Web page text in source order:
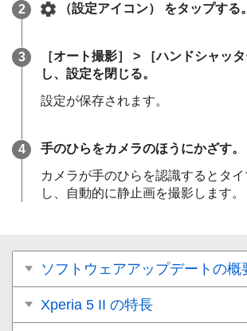
（設定アイコン） をタップする。
［オート撮影］ > ［ハンドシャッ
し、設定を閉じる。
設定が保存されます。
手のひらをカメラのほうにかざす。
カメラが手のひらを認識するとタイ
し、自動的に静止画を撮影します。
ソフトウェアアップデートの概
Xperia 5 II の特長